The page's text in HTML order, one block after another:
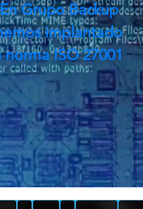
Grupo Backup
implantado
norma ISO 27001